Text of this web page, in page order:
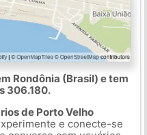
Rondônia (Brasil) e tem
306.180.
de Porto Velho
e conecte-se